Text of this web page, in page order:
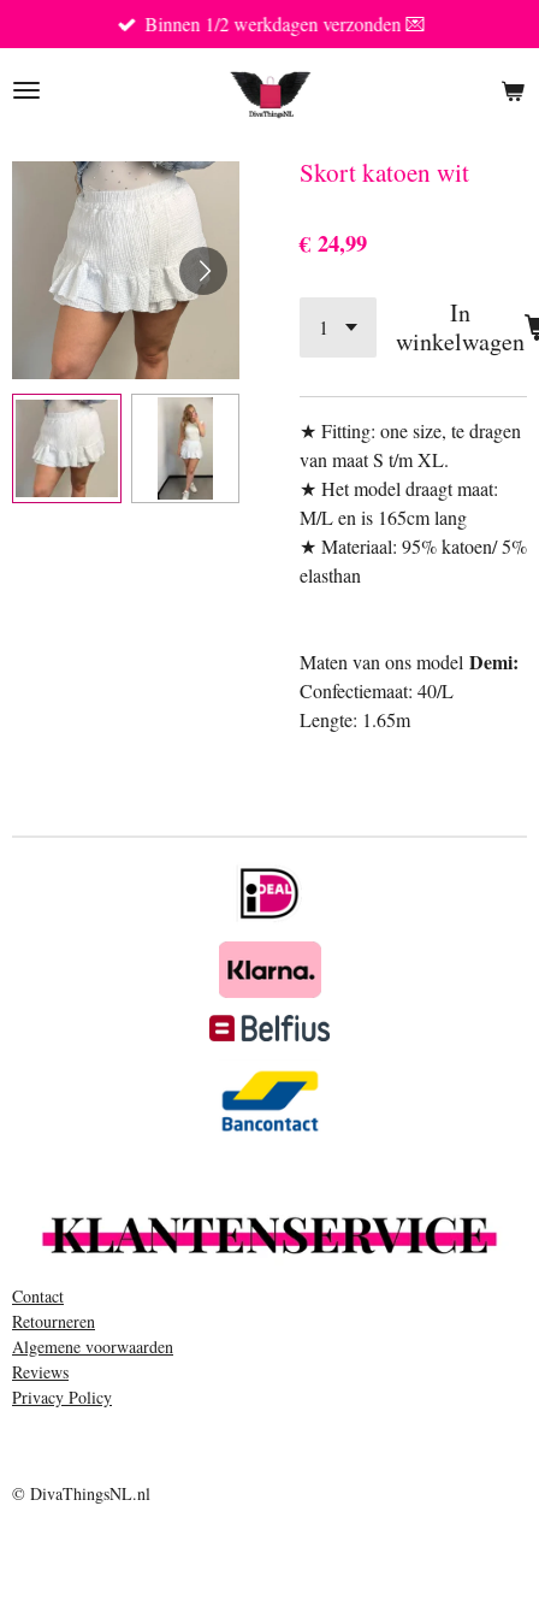
direct
naar
Binnen 1/2 werkdagen verzonden 💌
Skort katoen wit
€ 24,99
In
winkelwagen
★ Fitting: one size, te dragen
van maat S t/m XL.
★ Het model draagt maat:
M/L en is 165cm lang
★ Materiaal: 95% katoen/ 5%
elasthan
Maten van ons model Demi:
Confectiemaat: 40/L
Lengte: 1.65m
Contact
Retourneren
Algemene voorwaarden
Reviews
Privacy Policy
© DivaThingsNL.nl